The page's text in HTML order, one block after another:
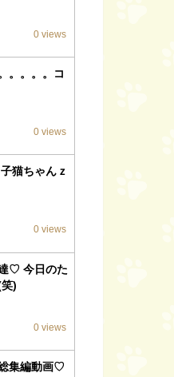
0 views
。。。。コ
0 views
猫ちゃんｚ
0 views
♡ 今日のた
)
0 views
集編動画♡